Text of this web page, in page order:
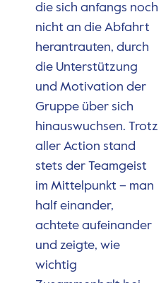
die sich anfangs noch
nicht an die Abfahrt
herantrauten, durch
die Unterstützung
und Motivation der
Gruppe über sich
hinauswuchsen. Trotz
aller Action stand
stets der Teamgeist
im Mittelpunkt – man
half einander,
achtete aufeinander
und zeigte, wie
wichtig